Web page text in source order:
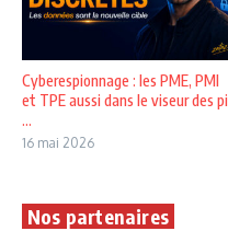
Cyberespionnage : les PME, PMI
et TPE aussi dans le viseur des pi
...
16 mai 2026
Nos partenaires